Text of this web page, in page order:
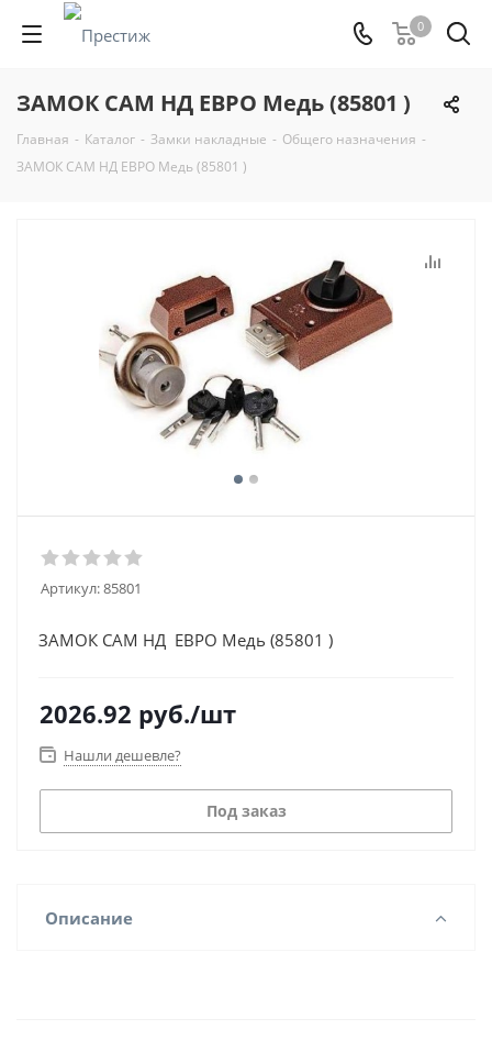
0
ЗАМОК САМ НД ЕВРО Медь (85801 )
Главная - Каталог - Замки накладные - Общего назначения -
ЗАМОК САМ НД ЕВРО Медь (85801 )
Артикул:85801
ЗАМОК САМ НД ЕВРО Медь (85801 )
2026.92 руб./шт
Нашли дешевле?
Под заказ
Описание